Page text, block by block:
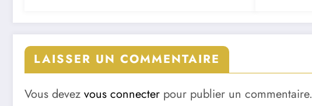
LAISSER UN COMMENTAIRE
Vous devez vous connecter pour publier un commentaire.